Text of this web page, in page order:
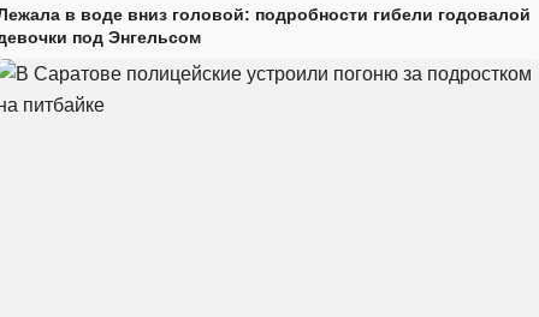
в воде вниз головой: подробности гибели годовалой
под Энгельсом